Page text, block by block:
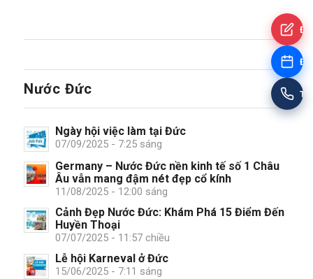
Nước Đức
Ngày hội việc làm tại Đức
07/09/2025 - 7:25 sáng
Germany – Nước Đức nền kinh tế số 1 Châu
Âu vẫn mang đậm nét đẹp cổ kính
11/08/2025 - 12:00 sáng
Cảnh Đẹp Nước Đức: Khám Phá 15 Điểm Đến
Huyền Thoại
07/07/2025 - 11:57 chiều
Lễ hội Karneval ở Đức
15/06/2025 - 7:11 sáng
Tư